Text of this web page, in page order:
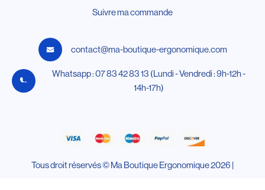
Suivre ma commande
contact@ma-boutique-ergonomique.com
Whatsapp : 07 83 42 83 13 (Lundi - Vendredi : 9h-12h -
14h-17h)
Tous droit réservés © Ma Boutique Ergonomique 2026 |